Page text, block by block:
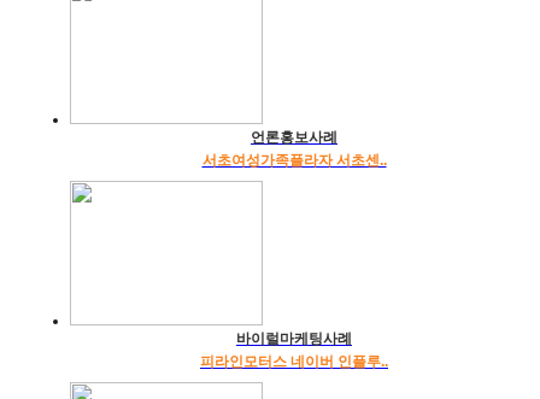
언론홍보사례
서초여성가족플라자 서초센..
바이럴마케팅사례
피라인모터스 네이버 인플루..